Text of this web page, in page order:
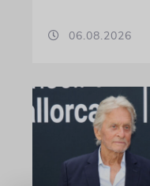
06.08.2026